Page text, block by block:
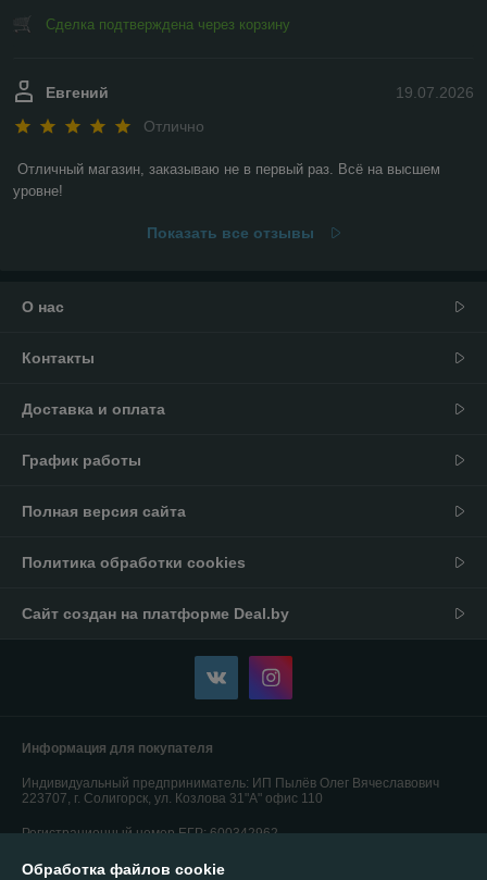
Сделка подтверждена через корзину
19.07.2026
Евгений
Отлично
Отличный магазин, заказываю не в первый раз. Всё на высшем
уровне!
Показать все отзывы
О нас
Контакты
Доставка и оплата
График работы
Полная версия сайта
Политика обработки cookies
Сайт создан на платформе Deal.by
Информация для покупателя
Индивидуальный предприниматель: ИП Пылёв Олег Вячеславович
223707, г. Солигорск, ул. Козлова 31"А" офис 110
Регистрационный номер ЕГР: 600342962
УНП: 600342962
Обработка файлов cookie